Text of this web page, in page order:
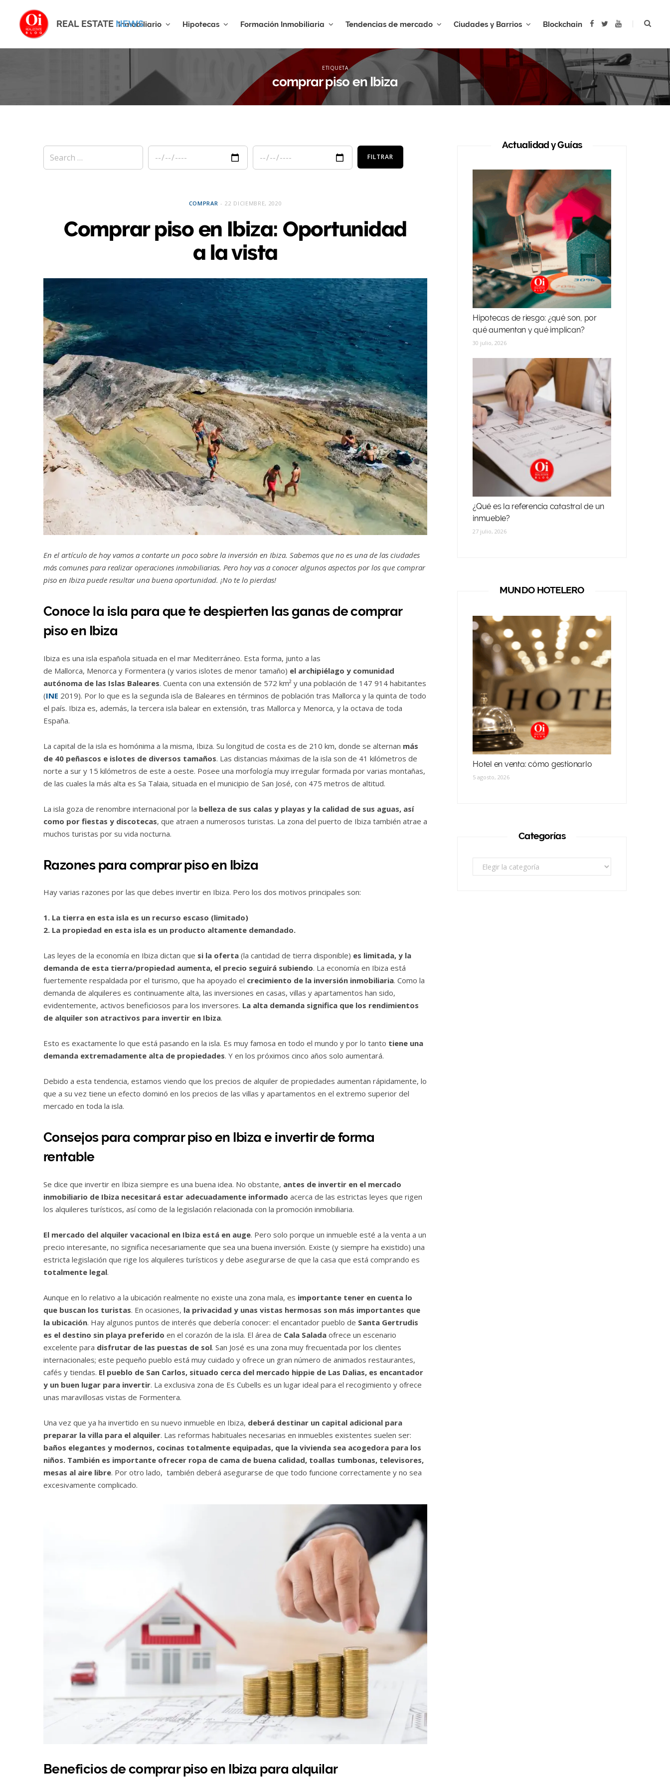
REAL ESTATE NEWS
Inmobiliario Hipotecas Formación Inmobiliaria Tendencias de mercado Ciudades y Barrios Blockchain
o
o
k
e
r
Y
u
b
e
ETIQUETA
comprar piso en Ibiza
EXPLORAR
COMPRAR 22 DICIEMBRE, 2020
Comprar piso en Ibiza: Oportunidad
a la vista
En el artículo de hoy vamos a contarte un poco sobre la inversión en Ibiza. Sabemos que no es una de las ciudades
más comunes para realizar operaciones inmobiliarias. Pero hoy vas a conocer algunos aspectos por los que comprar
piso en Ibiza puede resultar una buena oportunidad. ¡No te lo pierdas!
Conoce la isla para que te despierten las ganas de comprar
piso en Ibiza
Ibiza es una isla española situada en el mar Mediterráneo. Esta forma, junto a las
de Mallorca, Menorca y Formentera (y varios islotes de menor tamaño) el archipiélago y comunidad
autónoma de las Islas Baleares. Cuenta con una extensión de 572 km² y una población de 147 914 habitantes
(INE 2019). Por lo que es la segunda isla de Baleares en términos de población tras Mallorca y la quinta de todo
el país.​ Ibiza es, además, la tercera isla balear en extensión, tras Mallorca y Menorca, y la octava de toda
España.
La capital de la isla es homónima a la misma, Ibiza. Su longitud de costa es de 210 km, donde se alternan más
de 40 peñascos e islotes de diversos tamaños. Las distancias máximas de la isla son de 41 kilómetros de
norte a sur y 15 kilómetros de este a oeste. Posee una morfología muy irregular formada por varias montañas,
de las cuales la más alta es Sa Talaia, situada en el municipio de San José, con 475 metros de altitud.
La isla goza de renombre internacional por la belleza de sus calas y playas y la calidad de sus aguas, así
como por fiestas y discotecas, que atraen a numerosos turistas. La zona del puerto de Ibiza también atrae a
muchos turistas por su vida nocturna.
Razones para comprar piso en Ibiza
Hay varias razones por las que debes invertir en Ibiza. Pero los dos motivos principales son:
1. La tierra en esta isla es un recurso escaso (limitado)
2. La propiedad en esta isla es un producto altamente demandado.
Las leyes de la economía en Ibiza dictan que si la oferta (la cantidad de tierra disponible) es limitada, y la
demanda de esta tierra/propiedad aumenta, el precio seguirá subiendo. La economía en Ibiza está
fuertemente respaldada por el turismo, que ha apoyado el crecimiento de la inversión inmobiliaria. Como la
demanda de alquileres es continuamente alta, las inversiones en casas, villas y apartamentos han sido,
evidentemente, activos beneficiosos para los inversores. La alta demanda significa que los rendimientos
de alquiler son atractivos para invertir en Ibiza.
Esto es exactamente lo que está pasando en la isla. Es muy famosa en todo el mundo y por lo tanto tiene una
demanda extremadamente alta de propiedades. Y en los próximos cinco años solo aumentará.
Debido a esta tendencia, estamos viendo que los precios de alquiler de propiedades aumentan rápidamente, lo
que a su vez tiene un efecto dominó en los precios de las villas y apartamentos en el extremo superior del
mercado en toda la isla.
Consejos para comprar piso en Ibiza e invertir de forma
rentable
Se dice que invertir en Ibiza siempre es una buena idea. No obstante, antes de invertir en el mercado
inmobiliario de Ibiza necesitará estar adecuadamente informado acerca de las estrictas leyes que rigen
los alquileres turísticos, así como de la legislación relacionada con la promoción inmobiliaria.
El mercado del alquiler vacacional en Ibiza está en auge. Pero solo porque un inmueble esté a la venta a un
precio interesante, no significa necesariamente que sea una buena inversión. Existe (y siempre ha existido) una
estricta legislación que rige los alquileres turísticos y debe asegurarse de que la casa que está comprando es
totalmente legal.
Aunque en lo relativo a la ubicación realmente no existe una zona mala, es importante tener en cuenta lo
que buscan los turistas. En ocasiones, la privacidad y unas vistas hermosas son más importantes que
la ubicación. Hay algunos puntos de interés que debería conocer: el encantador pueblo de Santa Gertrudis
es el destino sin playa preferido en el corazón de la isla. El área de Cala Salada ofrece un escenario
excelente para disfrutar de las puestas de sol. San José es una zona muy frecuentada por los clientes
internacionales; este pequeño pueblo está muy cuidado y ofrece un gran número de animados restaurantes,
cafés y tiendas. El pueblo de San Carlos, situado cerca del mercado hippie de Las Dalias, es encantador
y un buen lugar para invertir. La exclusiva zona de Es Cubells es un lugar ideal para el recogimiento y ofrece
unas maravillosas vistas de Formentera.
Una vez que ya ha invertido en su nuevo inmueble en Ibiza, deberá destinar un capital adicional para
preparar la villa para el alquiler. Las reformas habituales necesarias en inmuebles existentes suelen ser:
baños elegantes y modernos, cocinas totalmente equipadas, que la vivienda sea acogedora para los
niños. También es importante ofrecer ropa de cama de buena calidad, toallas tumbonas, televisores,
mesas al aire libre. Por otro lado, también deberá asegurarse de que todo funcione correctamente y no sea
excesivamente complicado.
Beneficios de comprar piso en Ibiza para alquilar
Actualidad y Guías
Hipotecas de riesgo: ¿qué son, por
qué aumentan y qué implican?
30 julio, 2026
¿Qué es la referencia catastral de un
inmueble?
27 julio, 2026
MUNDO HOTELERO
Hotel en venta: cómo gestionarlo
5 agosto, 2026
Categorías
Categorías